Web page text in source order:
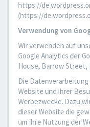
https://
(https://
Verwendung von
Wir verwenden auf
Google Analytics der
House, Barrow Street,
Die
Website und ihrer
Werbezwecke. Dazu
dieser Website die
um Ihre Nutzung der